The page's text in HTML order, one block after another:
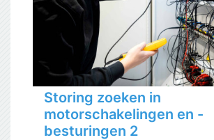
Storing zoeken in
motorschakelingen en -
besturingen 2